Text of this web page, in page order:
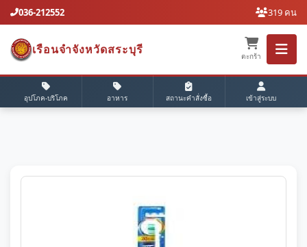
036-212552 319 คน
เรือนจำจังหวัดสระบุรี
ตะกร้า
อุปโภค-บริโภค อาหาร สถานะคำสั่งซื้อ เข้าสู่ระบบ